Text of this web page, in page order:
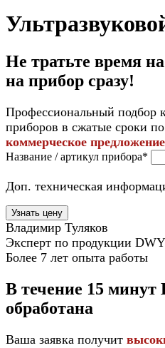
Не тратьте время
на прибор сразу!
Профессиональный подбор
приборов в сжатые сроки
коммерческое
Название / артикул прибора*
Доп. техническая
Узнать цену
Владимир Туляков
Эксперт по продукции
Более 7 лет опыта работы
В течение 15 минут
обработана
Ваша заявка получит